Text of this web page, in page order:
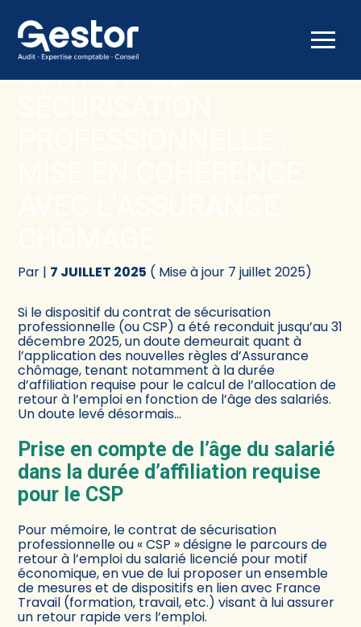
Aller
au
Créer et reprendre une activité
Gérer votre quotidien
Comptabilité
Fiscalité
CONTRAT DE
Par | 7 JUILLET 2025 ( Mise à jour 7 juillet 2025)
Si le dispositif du contrat de sécurisation
professionnelle (ou CSP) a été reconduit jusqu’au 31
décembre 2025, un doute demeurait quant à
l’application des nouvelles règles d’Assurance
chômage, tenant notamment à la durée
d’affiliation requise pour le calcul de l’allocation de
retour à l’emploi en fonction de l’âge des salariés.
Un doute levé désormais…
Prise en compte de l’âge du salarié
dans la durée d’affiliation requise
pour le CSP
Pour mémoire, le contrat de sécurisation
professionnelle ou « CSP » désigne le parcours de
retour à l’emploi du salarié licencié pour motif
économique, en vue de lui proposer un ensemble
de mesures et de dispositifs en lien avec France
Travail (formation, travail, etc.) visant à lui assurer
un retour rapide vers l’emploi.